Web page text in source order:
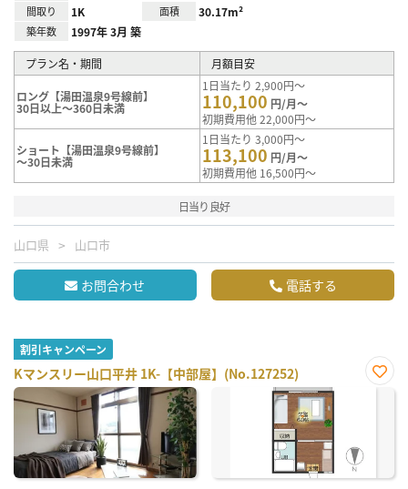
間取り 1K 面積 30.17m²
築年数 1997年 3月 築
プラン名・期間 月額目安
ロング【湯田温泉9号線前】
30日以上～360日未満
1日当たり 2,900円～
110,100 円/月～
初期費用他 22,000円～
ショート【湯田温泉9号線前】
～30日未満
1日当たり 3,000円～
113,100 円/月～
初期費用他 16,500円～
日当り良好
山口県 山口市
お問合わせ 電話する
割引キャンペーン
Kマンスリー山口平井 1K-【中部屋】(No.127252)
お気